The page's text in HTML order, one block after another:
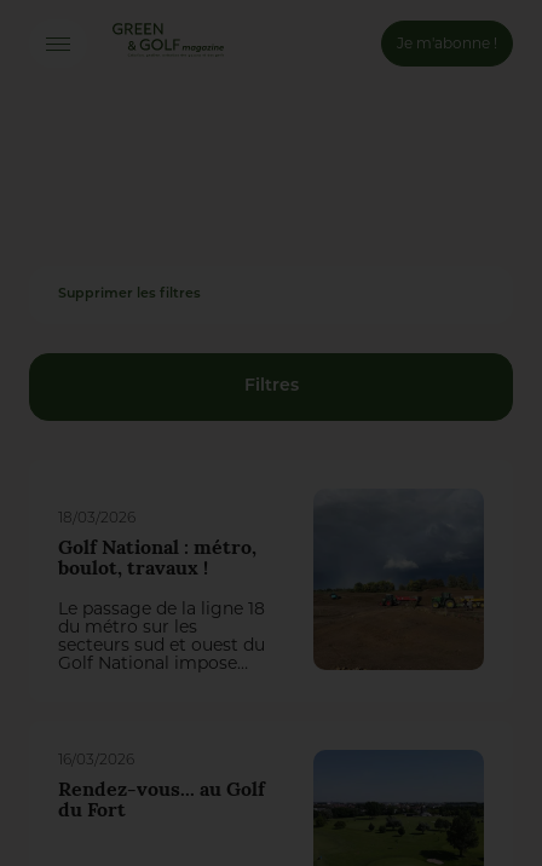
Je m'abonne !
Supprimer les filtres
Filtres
18/03/2026
Golf National : métro,
boulot, travaux !
Le passage de la ligne 18
du métro sur les
secteurs sud et ouest du
Golf National impose
penser qu’il y perde des
plumes, mais la
première intervention
du groupement Natural
16/03/2026
Rendez-vous... au Golf
du Fort